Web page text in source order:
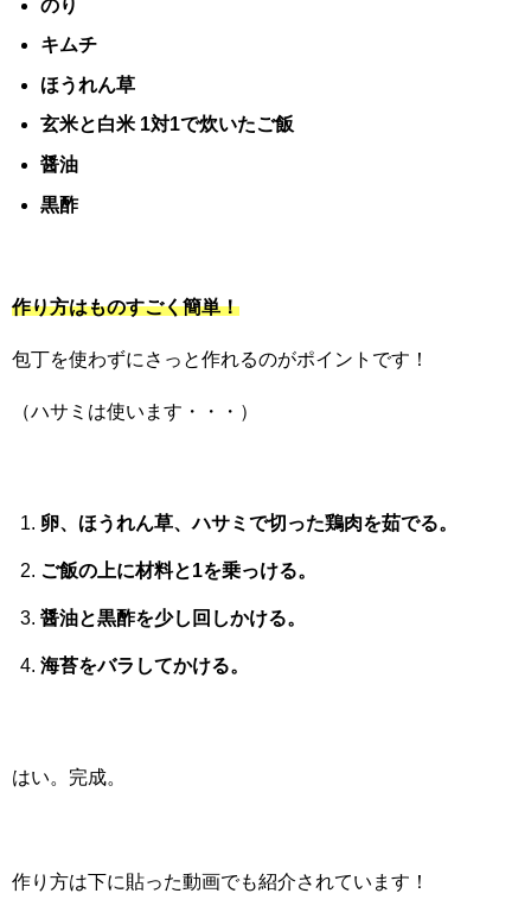
のり
キムチ
ほうれん草
玄米と白米 1対1で炊いたご飯
醤油
黒酢
作り方はものすごく簡単！
包丁を使わずにさっと作れるのがポイントです！
（ハサミは使います・・・）
卵、ほうれん草、ハサミで切った鶏肉を茹でる。
ご飯の上に材料と1を乗っける。
醤油と黒酢を少し回しかける。
海苔をバラしてかける。
はい。完成。
作り方は下に貼った動画でも紹介されています！